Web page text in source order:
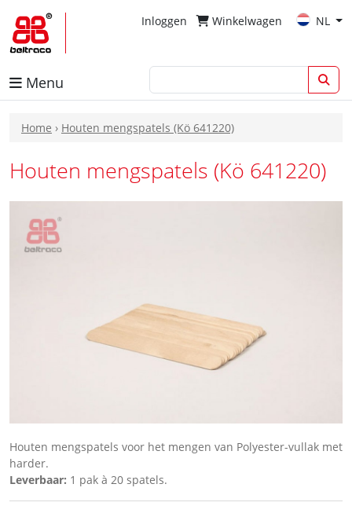
Inloggen Winkelwagen NL
Menu
Home › Houten mengspatels (Kö 641220)
Houten mengspatels (Kö 641220)
Houten mengspatels voor het mengen van Polyester-vullak met
harder.
Leverbaar: 1 pak à 20 spatels.